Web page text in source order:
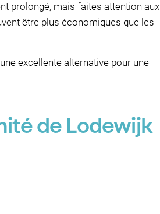
prolongé, mais faites attention aux
être plus économiques que les
excellente alternative pour une
de Lodewijk